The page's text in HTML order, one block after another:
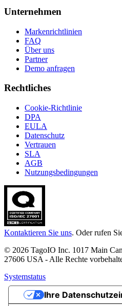
Unternehmen
Markenrichtlinien
FAQ
Über uns
Partner
Demo anfragen
Rechtliches
Cookie-Richtlinie
DPA
EULA
Datenschutz
Vertrauen
SLA
AGB
Nutzungsbedingungen
Kontaktieren Sie uns. Oder rufen
© 2026 TagoIO Inc. 1017 Main
27606 USA - Alle Rechte
Systemstatus
Ihre